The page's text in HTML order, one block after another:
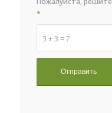
3 + 3 = ?
*